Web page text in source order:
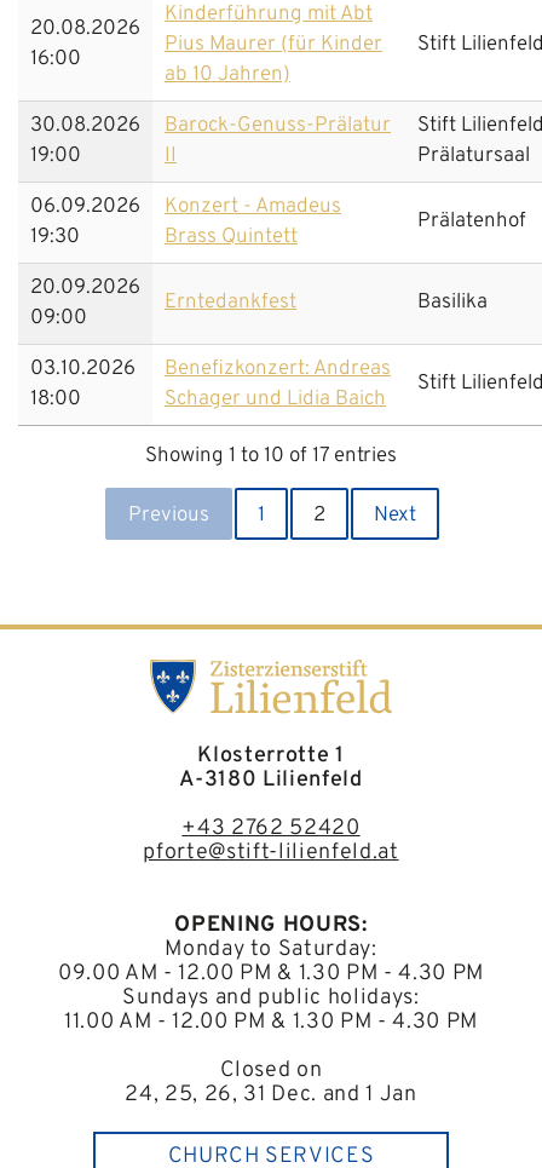
20.08.2026
16:00
Kinderführung mit Abt
Pius Maurer (für Kinder
ab 10 Jahren)
Stift
30.08.2026
19:00
Barock-Genuss-Prälatur
II
Stift
Prälatursaal
06.09.2026
19:30
Konzert - Amadeus
Brass Quintett
Prälatenhof
20.09.2026
09:00
Erntedankfest Basilika
03.10.2026
18:00
Benefizkonzert: Andreas
Schager und Lidia Baich
Stift
Showing 1 to 10 of 17 entries
Previous 1 2 Next
Klosterrotte 1
A-3180 Lilienfeld
+43 2762 52420
pforte@stift-lilienfeld.at
OPENING HOURS:
Monday to Saturday:
09.00 AM - 12.00 PM & 1.30 PM - 4.30 PM
Sundays and public holidays:
11.00 AM - 12.00 PM & 1.30 PM - 4.30 PM
Closed on
24, 25, 26, 31 Dec. and 1 Jan
CHURCH SERVICES